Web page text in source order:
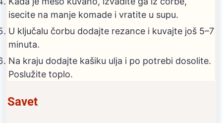
isecite na manje komade i vratite u supu.
U ključalu čorbu dodajte rezance i kuvajte još 5–7
minuta.
Na kraju dodajte kašiku ulja i po potrebi dosolite.
Poslužite toplo.
Savet